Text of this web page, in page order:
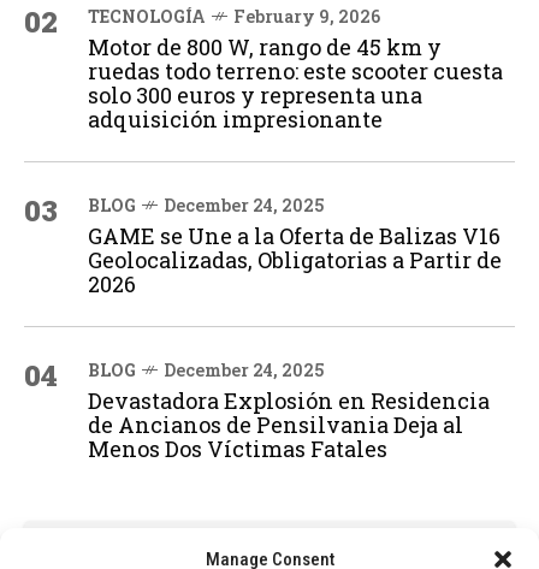
Manage Consent
02 TECNOLOGÍA February 9, 2026
Motor de 800 W, rango de 45 km y
ruedas todo terreno: este scooter cuesta
solo 300 euros y representa una
adquisición impresionante
03 BLOG December 24, 2025
GAME se Une a la Oferta de Balizas V16
Geolocalizadas, Obligatorias a Partir de
2026
04 BLOG December 24, 2025
Devastadora Explosión en Residencia
de Ancianos de Pensilvania Deja al
Menos Dos Víctimas Fatales